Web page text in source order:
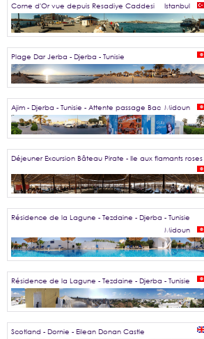
Corne d'Or vue depuis Resadiye Caddesi Istanbul
Plage Dar Jerba - Djerba - Tunisie
Ajim - Djerba - Tunisie - Attente passage Bac Midoun
Déjeuner Excursion Bâteau Pirate - Ile aux flamants roses
Résidence de la Lagune - Tezdaine - Djerba - Tunisie
Midoun
Résidence de la Lagune - Tezdaine - Djerba - Tunisie
Scotland - Dornie - Eilean Donan Castle